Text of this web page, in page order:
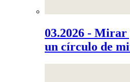
03.2026 -
un círculo de